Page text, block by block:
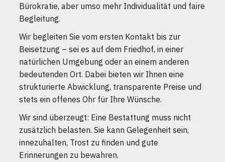
Bürokratie, aber umso mehr Individualität und faire
Begleitung.
Wir begleiten Sie vom ersten Kontakt bis zur
Beisetzung – sei es auf dem Friedhof, in einer
natürlichen Umgebung oder an einem anderen
bedeutenden Ort. Dabei bieten wir Ihnen eine
strukturierte Abwicklung, transparente Preise und
stets ein offenes Ohr für Ihre Wünsche.
Wir sind überzeugt: Eine Bestattung muss nicht
zusätzlich belasten. Sie kann Gelegenheit sein,
innezuhalten, Trost zu finden und gute
Erinnerungen zu bewahren.